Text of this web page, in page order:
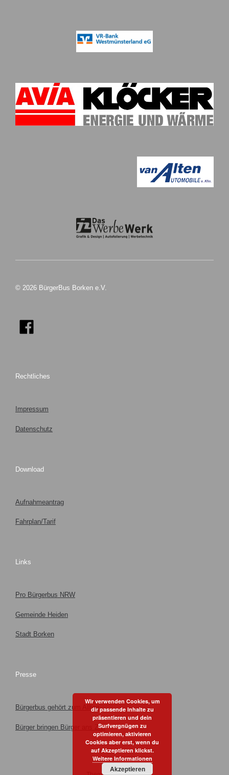
© 2026 BürgerBus Borken e.V.
Rechtliches
Impressum
Datenschutz
Download
Aufnahmeantrag
Fahrplan/Tarif
Links
Pro Bürgerbus NRW
Gemeinde Heiden
Stadt Borken
Presse
Bürgerbus gehört zum Alltag
Bürger bringen Bürger ans Ziel
Wir verwenden Cookies, um
dir passende Inhalte zu
präsentieren und dein
Surfvergnügen zu
optimieren, aktivieren
Cookies aber erst, wenn du
auf Akzeptieren klickst.
Weitere Informationen
Akzeptieren